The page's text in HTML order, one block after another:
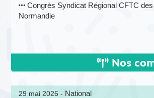
Congrès Syndicat Régional CFTC
Normandie
Nos
29 mai 2026 - National